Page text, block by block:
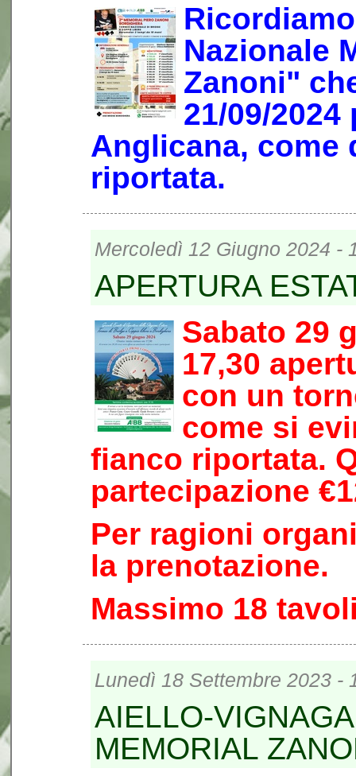
Nazionale
Zanoni"
21/09/
Anglicana, come
riportata.
Mercoledì 12 Giugno 2024 -
APERTURA
Sabato 29
17,30
con un
come si
fianco riportata.
partecipazione
Per ragioni
la prenotazione.
Massimo 18
Lunedì 18 Settembre 2023 -
AIELLO-
MEMORIAL